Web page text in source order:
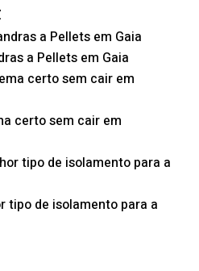
a Pellets em Gaia
certo sem cair em
tipo de isolamento para a